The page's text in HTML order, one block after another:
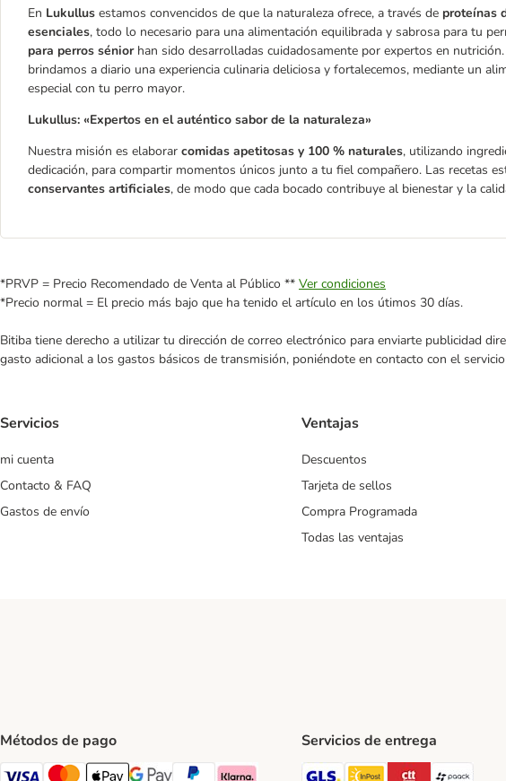
En Lukullus estamos convencidos de que la naturaleza ofrece, a través de proteínas
esenciales, todo lo necesario para una alimentación equilibrada y sabrosa para tu
para perros séniorhan sido desarrolladas cuidadosamente por expertos en
brindamos a diario una experiencia culinaria deliciosa y fortalecemos, mediante un
especial con tu perro mayor.
Lukullus: «Expertos en el auténtico sabor de la naturaleza»
Nuestra misión es elaborar comidas apetitosas y 100 % naturales, utilizando
dedicación, para compartir momentos únicos junto a tu fiel compañero. Las recetas
conservantes artificiales, de modo que cada bocado contribuye al bienestar y la
*PRVP = Precio Recomendado de Venta al Público ** Ver condiciones
*Precio normal = El precio más bajo que ha tenido el artículo en los útimos 30 días.
Bitiba tiene derecho a utilizar tu dirección de correo electrónico para enviarte publicidad
gasto adicional a los gastos básicos de transmisión, poniéndote en contacto con el
Servicios
mi cuenta
Contacto & FAQ
Gastos de envío
Ventajas
Descuentos
Tarjeta de sellos
Compra Programada
Todas las ventajas
Métodos de pago Servicios de entrega
GLS Shipping Method
InPost Shipping
CTTExpress